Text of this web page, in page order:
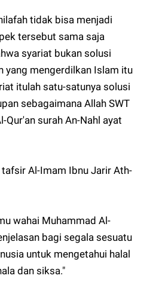
tidak bisa menjadi
tersebut sama saja
syariat bukan solusi
yang mengerdilkan Islam itu
itulah satu-satunya solusi
sebagaimana Allah SWT
Qur'an surah An-Nahl ayat
Al-Imam Ibnu Jarir Ath-
wahai Muhammad Al-
bagi segala sesuatu
untuk mengetahui halal
dan siksa."